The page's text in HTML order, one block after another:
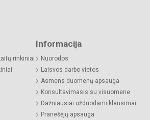
rinkiniai
Informacija
Nuorodos
Laisvos darbo vietos
Asmens duomenų apsauga
Konsultavimasis su visuomene
Dažniausiai užduodami klausimai
Pranešėjų apsauga